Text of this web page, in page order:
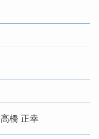
橋 正幸